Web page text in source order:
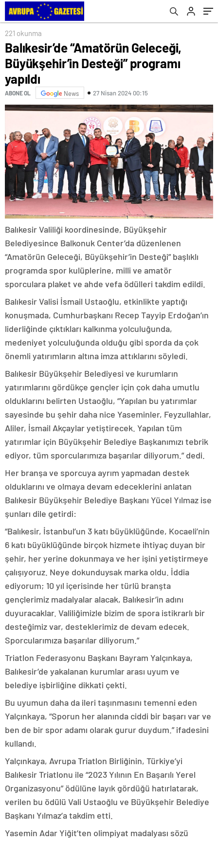
221 okunma
Balıkesir’de “Amatörün Geleceği,
Büyükşehir’in Desteği” programı
yapıldı
ABONE OL News 27 Nisan 2024 00:15
Balıkesir Valiliği koordinesinde, Büyükşehir
Belediyesince Balkonuk Center’da düzenlenen
“Amatörün Geleceği, Büyükşehir’in Desteği” başlıklı
programda spor kulüplerine, milli ve amatör
sporculara plaket ve ahde vefa ödülleri takdim edildi.
Balıkesir Valisi İsmail Ustaoğlu, etkinlikte yaptığı
konuşmada, Cumhurbaşkanı Recep Tayyip Erdoğan’ın
liderliğinde çıktıkları kalkınma yolculuğunda,
medeniyet yolculuğunda olduğu gibi sporda da çok
önemli yatırımların altına imza attıklarını söyledi.
Balıkesir Büyükşehir Belediyesi ve kurumların
yatırımlarını gördükçe gençler için çok daha umutlu
olduklarını belirten Ustaoğlu, “Yapılan bu yatırımlar
sayesinde bu şehir daha nice Yaseminler, Feyzullahlar,
Aliler, İsmail Akçaylar yetiştirecek. Yapılan tüm
yatırımlar için Büyükşehir Belediye Başkanımızı tebrik
ediyor, tüm sporcularımıza başarılar diliyorum.” dedi.
Her branşa ve sporcuya ayrım yapmadan destek
olduklarını ve olmaya devam edeceklerini anlatan
Balıkesir Büyükşehir Belediye Başkanı Yücel Yılmaz ise
şunları dile getirdi:
“Balıkesir, İstanbul’un 3 katı büyüklüğünde, Kocaeli’nin
6 katı büyüklüğünde birçok hizmete ihtiyaç duyan bir
şehir, her yerine dokunmaya ve her işini yetiştirmeye
çalışıyoruz. Neye dokunduysak marka oldu. İddia
ediyorum; 10 yıl içerisinde her türlü branşta
gençlerimiz madalyalar alacak, Balıkesir’in adını
duyuracaklar. Valiliğimizle bizim de spora istikrarlı bir
desteğimiz var, desteklerimiz de devam edecek.
Sporcularımıza başarılar diliyorum.”
Triatlon Federasyonu Başkanı Bayram Yalçınkaya,
Balıkesir’de yakalanan kurumlar arası uyum ve
belediye işbirliğine dikkati çekti.
Bu uyumun daha da ileri taşınmasını temenni eden
Yalçınkaya, “Sporun her alanında ciddi bir başarı var ve
ben de bir spor adamı olarak gurur duydum.” ifadesini
kullandı.
Yalçınkaya, Avrupa Triatlon Birliğinin, Türkiye’yi
Balıkesir Triatlonu ile “2023 Yılının En Başarılı Yerel
Organizasyonu” ödülüne layık gördüğü hatırlatarak,
verilen bu ödülü Vali Ustaoğlu ve Büyükşehir Belediye
Başkanı Yılmaz’a takdim etti.
Yasemin Adar Yiğit’ten olimpiyat madalyası sözü
verdi